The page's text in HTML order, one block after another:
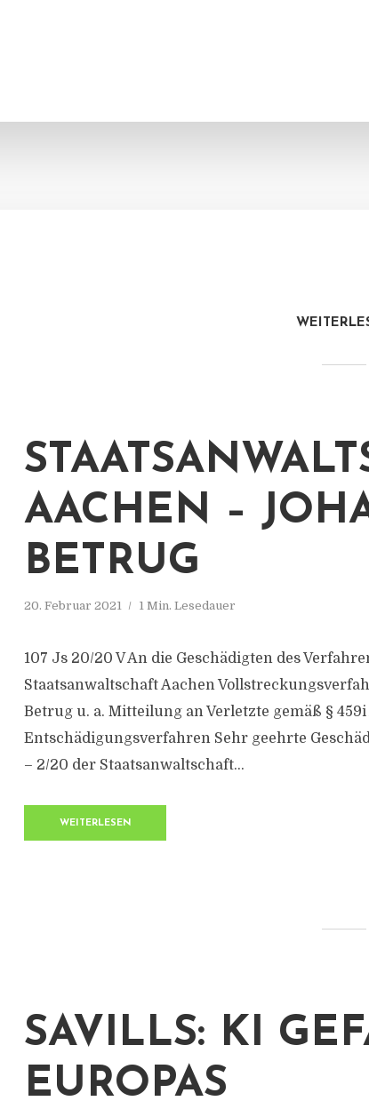
AACHEN –
BETRUG
20. Februar 2021 1 Min. Lesedauer
107 Js 20/​20 V An die Geschädigten des
Staatsanwaltschaft Aachen
Betrug u. a. Mitteilung an Verletzte gemäß §
Entschädigungsverfahren Sehr geehrte
– 2/​20 der Staatsanwaltschaft...
WEITERLESEN
SAVILLS: KI
EUROPAS